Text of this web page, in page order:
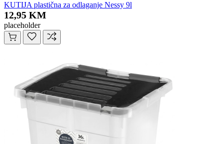
KUTIJA plastična za odlaganje Nessy 9l
12,95 KM
placeholder